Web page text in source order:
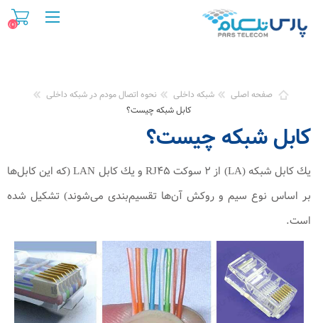
(۰)
صفحه اصلی شبکه داخلی
نحوه اتصال مودم در شبکه داخلی
کابل شبکه چیست؟
کابل شبکه چیست؟
یك كابل شبكه (LA) از ۲ سوكت RJ۴۵ و یك كابل LAN (كه این كابل‌ها
بر اساس نوع سیم و روكش آن‌ها تقسیم‌بندی می‌شوند) تشكیل شده
است.